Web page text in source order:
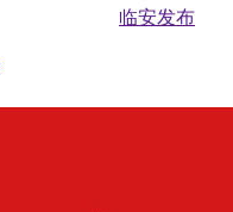
临安发布